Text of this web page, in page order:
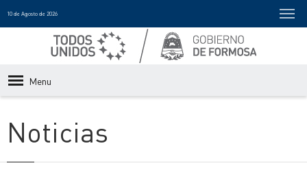
10 de Agosto de 2026
Menu
Noticias